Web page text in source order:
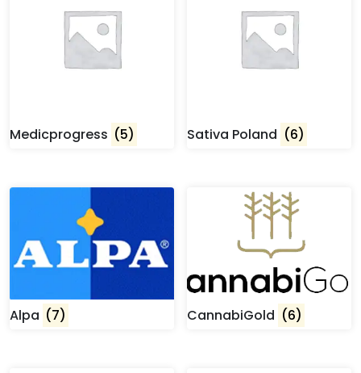
Medicprogress (5) Sativa Poland (6)
Alpa (7) CannabiGold (6)